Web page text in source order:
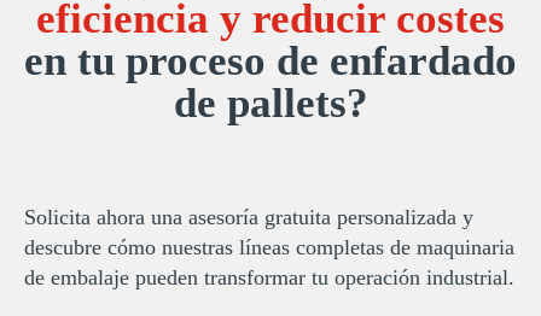
eficiencia y reducir costes
en tu proceso de enfardado
de pallets?
Solicita ahora una asesoría gratuita personalizada y
descubre cómo nuestras líneas completas de maquinaria
de embalaje pueden transformar tu operación industrial.